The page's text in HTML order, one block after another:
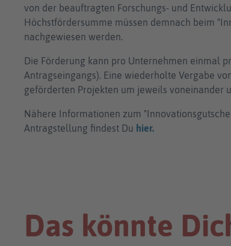
von der beauftragten Forschungs- und
Höchstfördersumme müssen demnach beim
nachgewiesen werden.
Die Förderung kann pro Unternehmen einmal
Antragseingangs). Eine wiederholte Vergabe
geförderten Projekten um jeweils voneinander
Nähere Informationen zum
Antragstellung findest Du hier.
Das könnte